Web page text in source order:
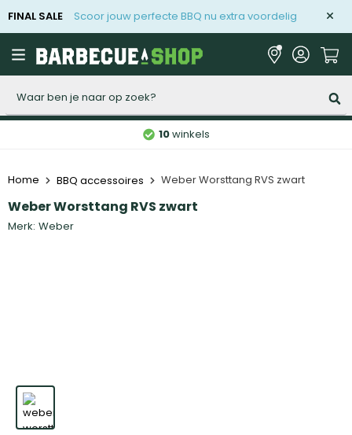
FINAL SALE Scoor jouw perfecte BBQ nu extra voordelig
10winkels
Home BBQ accessoires Weber Worsttang RVS zwart
Weber Worsttang RVS zwart
Merk: Weber